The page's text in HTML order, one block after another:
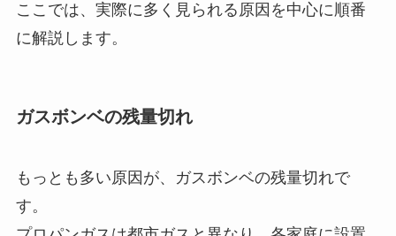
ここでは、実際に多く見られる原因を中心に順番
に解説します。
ガスボンベの残量切れ
もっとも多い原因が、ガスボンベの残量切れで
す。